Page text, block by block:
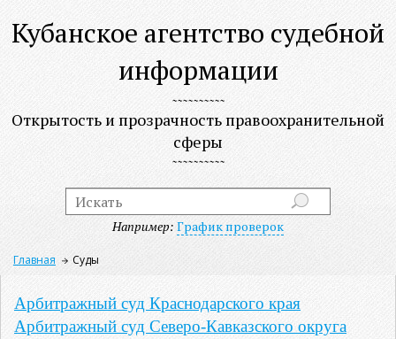
Кубанское агентство судебной
информации
Открытость и прозрачность правоохранительной
сферы
Например: График проверок
Главная Суды
Арбитражный суд Краснодарского края
Арбитражный суд Северо-Кавказского округа